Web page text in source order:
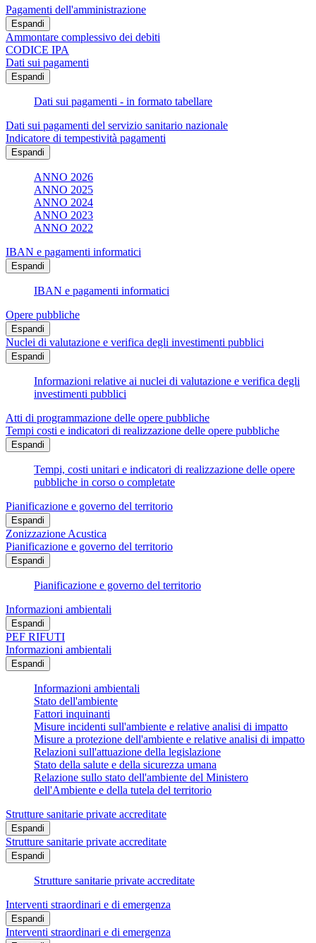
Pagamenti dell'amministrazione
Espandi
Ammontare complessivo dei debiti
CODICE IPA
Dati sui pagamenti
Espandi
Dati sui pagamenti - in formato tabellare
Dati sui pagamenti del servizio sanitario nazionale
Indicatore di tempestività pagamenti
Espandi
ANNO 2026
ANNO 2025
ANNO 2024
ANNO 2023
ANNO 2022
IBAN e pagamenti informatici
Espandi
IBAN e pagamenti informatici
Opere pubbliche
Espandi
Nuclei di valutazione e verifica degli investimenti pubblici
Espandi
Informazioni relative ai nuclei di valutazione e verifica degli
investimenti pubblici
Atti di programmazione delle opere pubbliche
Tempi costi e indicatori di realizzazione delle opere pubbliche
Espandi
Tempi, costi unitari e indicatori di realizzazione delle opere
pubbliche in corso o completate
Pianificazione e governo del territorio
Espandi
Zonizzazione Acustica
Pianificazione e governo del territorio
Espandi
Pianificazione e governo del territorio
Informazioni ambientali
Espandi
PEF RIFUTI
Informazioni ambientali
Espandi
Informazioni ambientali
Stato dell'ambiente
Fattori inquinanti
Misure incidenti sull'ambiente e relative analisi di impatto
Misure a protezione dell'ambiente e relative analisi di impatto
Relazioni sull'attuazione della legislazione
Stato della salute e della sicurezza umana
Relazione sullo stato dell'ambiente del Ministero
dell'Ambiente e della tutela del territorio
Strutture sanitarie private accreditate
Espandi
Strutture sanitarie private accreditate
Espandi
Strutture sanitarie private accreditate
Interventi straordinari e di emergenza
Espandi
Interventi straordinari e di emergenza